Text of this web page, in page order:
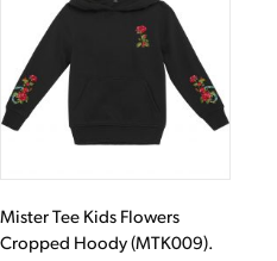
Mister Tee Kids Flowers
Cropped Hoody (MTK009).
meerdere
variaties.
Deze
optie
op
de